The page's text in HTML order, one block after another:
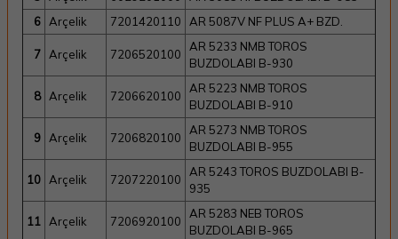
6 Arçelik 7201420110 AR 5087V NF PLUS A+ BZD.
7 Arçelik 7206520100
AR 5233 NMB TOROS
BUZDOLABI B-930
8 Arçelik 7206620100
AR 5223 NMB TOROS
BUZDOLABI B-910
9 Arçelik 7206820100
AR 5273 NMB TOROS
BUZDOLABI B-955
10 Arçelik 7207220100
AR 5243 TOROS BUZDOLABI B-
935
11 Arçelik 7206920100
AR 5283 NEB TOROS
BUZDOLABI B-965